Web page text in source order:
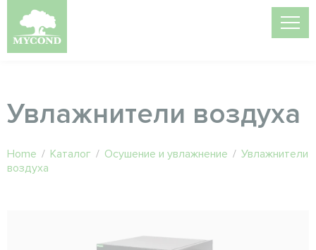
Увлажнители воздуха
Home / Каталог / Осушение и увлажнение / Увлажнители
воздуха